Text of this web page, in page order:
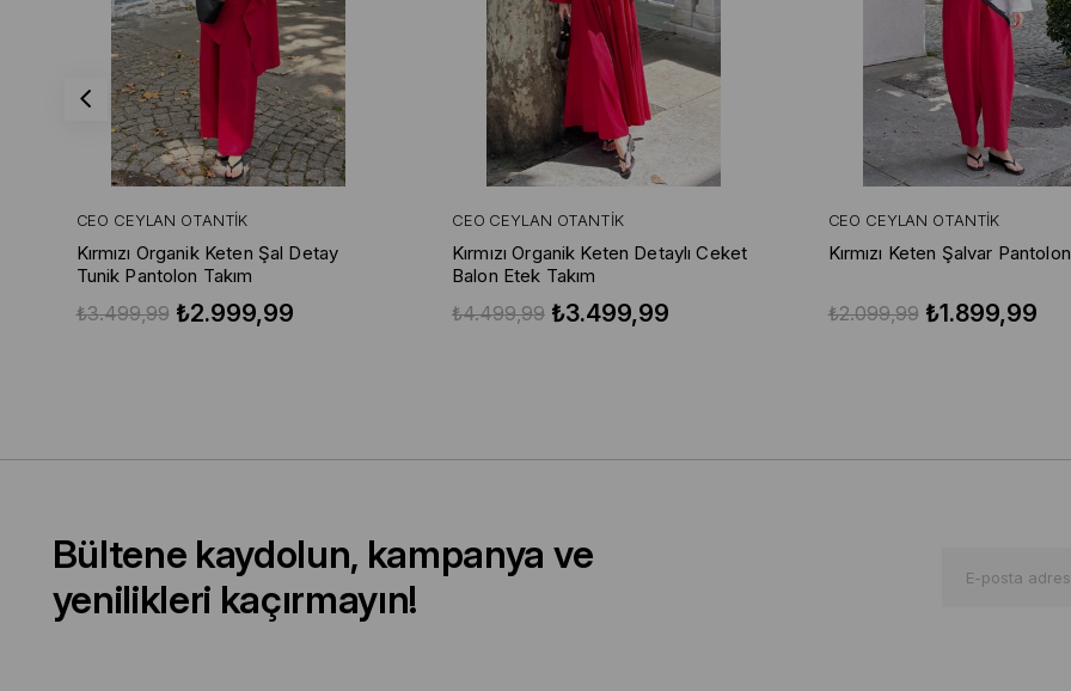
CEO CEYLAN OTANTIK
Kırmızı Organik Keten Şal Detay
Tunik Pantolon Takım
₺2.999,99
₺3.499,99
CEO CEYLAN OTANTIK
Kırmızı Organik Keten Detaylı Ceket
Balon Etek Takım
₺3.499,99
₺4.499,99
CEO CEYLAN OTANTIK
Kırmızı Keten Şalvar Pantolon
₺1.899,99
₺2.099,99
Bültene kaydolun, kampanya ve
yenilikleri kaçırmayın!